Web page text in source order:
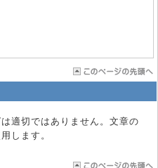
適切ではありません。文章の
します。